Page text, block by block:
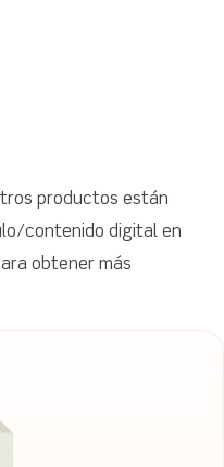
productos están
contenido digital en
obtener más